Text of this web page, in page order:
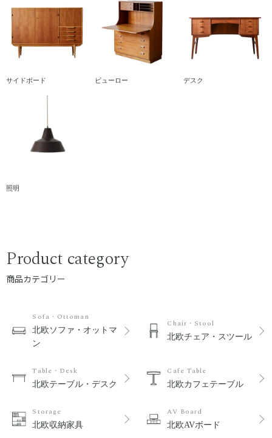
サイドボード ビューロー デスク
照明
Product category
商品カテゴリー
Sofa・Ottoman
北欧ソファ・オットマ
ン
Chair・Stool
北欧チェア・スツール
Table・Desk
北欧テーブル・デスク
Cafe Table
北欧カフェテーブル
Storage
北欧収納家具
AV Board
北欧AVボード